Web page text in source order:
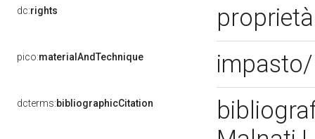
dc:rights
pico:materialAndTechnique
dcterms:bibliographicCitation